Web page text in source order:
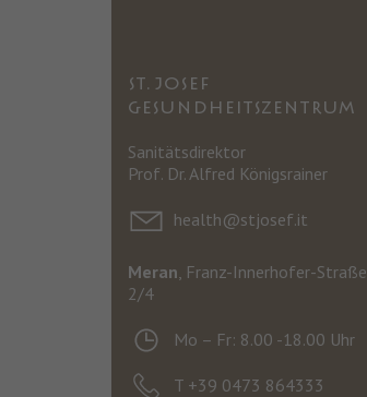
ST. JOSEF
GESUNDHEITSZENTRUM
Sanitätsdirektor
Prof. Dr. Alfred Königsrainer
health@stjosef.it
Meran , Franz-Innerhofer-Straße
2/4
Mo – Fr: 8.00 -18.00 Uhr
T +39 0473 864333